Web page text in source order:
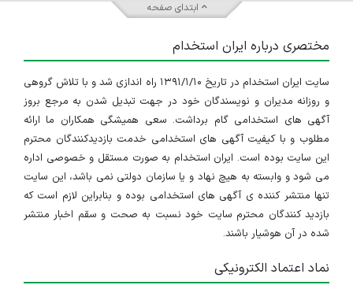
ابتدای صفحه
مختصری درباره ایران استخدام
سایت ایران استخدام در تاریخ ۱۳۹۱/۱/۱۰ راه اندازی شد و با تلاش گروهی
و روزانه مدیران و نویسندگان خود در جهت تبدیل شدن به مرجع بروز
آگهی های استخدامی گام برداشت. سعی همیشگی همکاران ما ارائه
مطلوب و با کیفیت آگهی های استخدامی خدمت بازدیدکنندگان محترم
این سایت بوده است. ایران استخدام به صورت مستقل و خصوصی اداره
می شود و وابسته به هیچ نهاد و یا سازمان دولتی نمی باشد، این سایت
تنها منتشر کننده ی آگهی های استخدامی بوده و بنابراین لازم است که
بازدید کنندگان محترم سایت خود نسبت به صحت و سقم اخبار منتشر
شده در آن هوشیار باشند.
نماد اعتماد الکترونیکی